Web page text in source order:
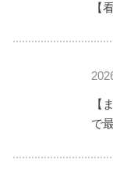
【
【
で